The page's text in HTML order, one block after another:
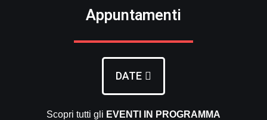
Appuntamenti
DATE
Scopri tutti gli EVENTI IN PROGRAMMA